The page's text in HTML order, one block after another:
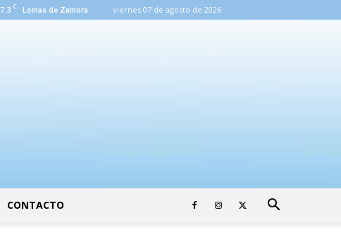
7.3 C Lomas de Zamora viernes 07 de agosto de 2026
CONTACTO